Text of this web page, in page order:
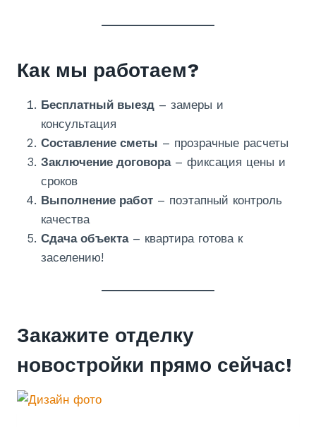
Как мы работаем?
Бесплатный выезд – замеры и
консультация
Составление сметы – прозрачные расчеты
Заключение договора– фиксация цены и
сроков
Выполнение работ – поэтапный контроль
качества
Сдача объекта– квартира готова к
заселению!
Закажите отделку
новостройки прямо сейчас!